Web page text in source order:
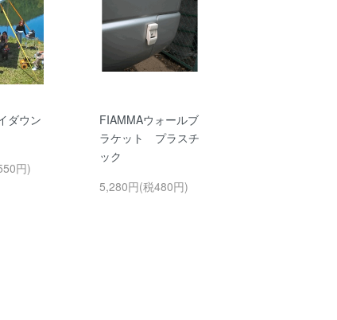
ダウン
円)
FIAMMAウォールブ
ラケット プラスチ
ック
5,280円(税480円)